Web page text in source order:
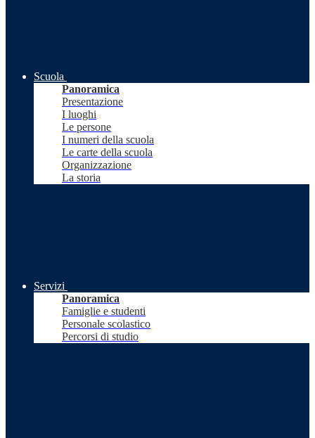
Scuola
Panoramica
Presentazione
I luoghi
Le persone
I numeri della scuola
Le carte della scuola
Organizzazione
La storia
Servizi
Panoramica
Famiglie e studenti
Personale scolastico
Percorsi di studio